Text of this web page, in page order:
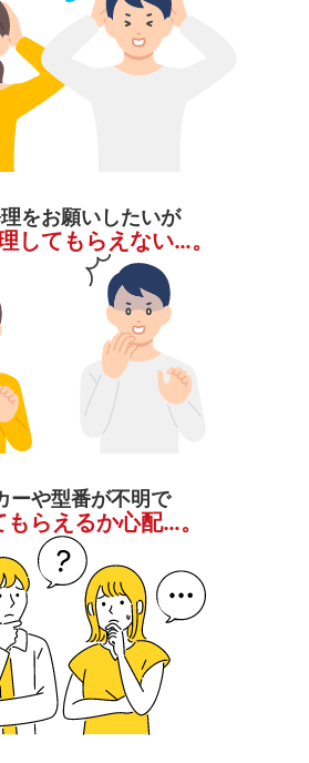
をお願いしたいが
してもらえない…。
ーや型番が不明で
らえるか心配…。